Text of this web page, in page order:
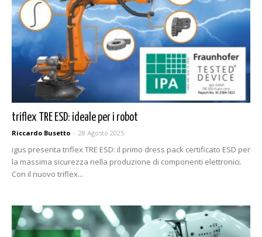
triflex TRE ESD: ideale per i robot
Riccardo Busetto - 28 Agosto 2025
igus presenta triflex TRE ESD: il primo dress pack certificato ESD per
la massima sicurezza nella produzione di componenti elettronici.
Con il nuovo triflex...